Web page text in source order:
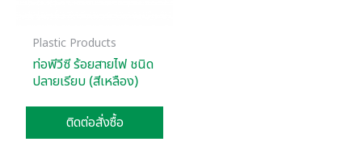
Plastic Products
ท่อพีวีซี ร้อยสายไฟ ชนิด
ปลายเรียบ (สีเหลือง)
ติดต่อสั่งซื้อ